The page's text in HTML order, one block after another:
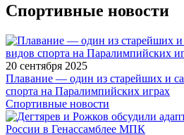
Спортивные новости
20 сентября 2025
Плавание — один из старейших и
спорта на Паралимпийских играх
Спортивные новости